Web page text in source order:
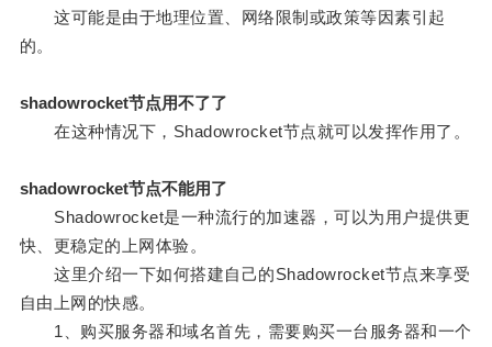
这可能是由于地理位置、网络限制或政策等因素引起
的。
shadowrocket节点用不了了
在这种情况下，Shadowrocket节点就可以发挥作用了。
shadowrocket节点不能用了
Shadowrocket是一种流行的加速器，可以为用户提供更
快、更稳定的上网体验。
这里介绍一下如何搭建自己的Shadowrocket节点来享受
自由上网的快感。
1、购买服务器和域名首先，需要购买一台服务器和一个